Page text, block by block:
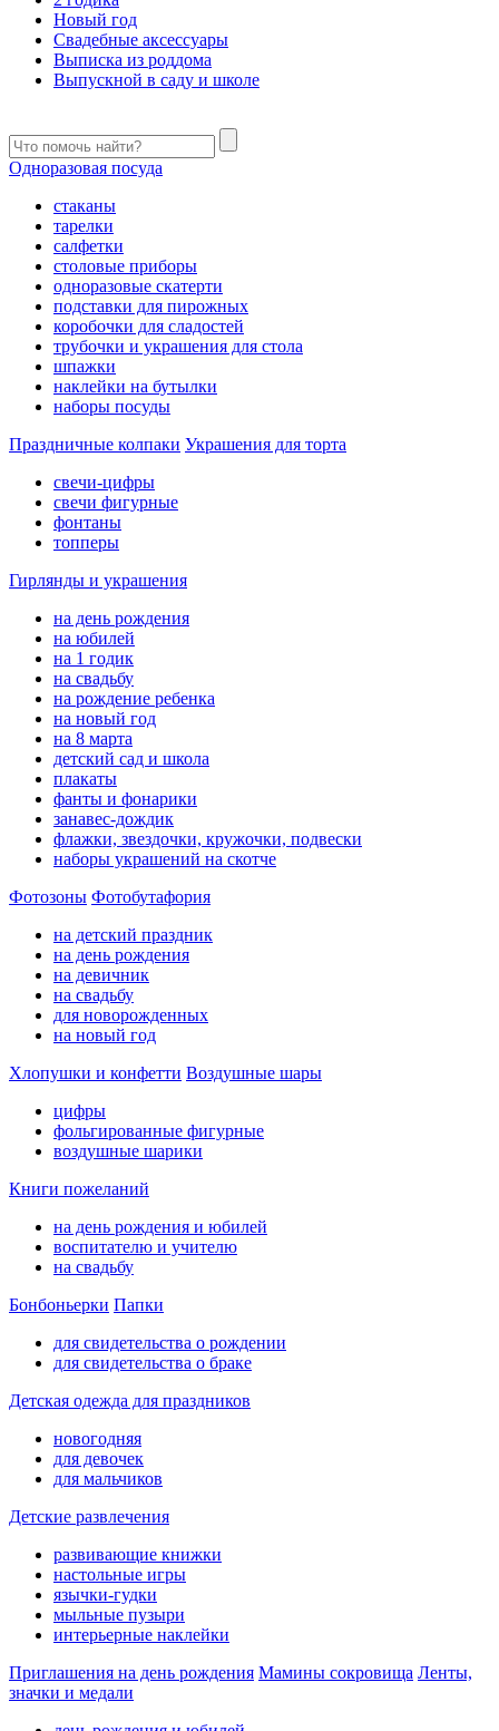
Новый год
Свадебные аксессуары
Выписка из роддома
Выпускной в саду и школе
Одноразовая посуда
стаканы
тарелки
салфетки
столовые приборы
одноразовые скатерти
подставки для пирожных
коробочки для сладостей
трубочки и украшения для стола
шпажки
наклейки на бутылки
наборы посуды
Праздничные колпаки Украшения для торта
свечи-цифры
свечи фигурные
фонтаны
топперы
Гирлянды и украшения
на день рождения
на юбилей
на 1 годик
на свадьбу
на рождение ребенка
на новый год
на 8 марта
детский сад и школа
плакаты
фанты и фонарики
занавес-дождик
флажки, звездочки, кружочки, подвески
наборы украшений на скотче
Фотозоны Фотобутафория
на детский праздник
на день рождения
на девичник
на свадьбу
для новорожденных
на новый год
Хлопушки и конфетти Воздушные шары
цифры
фольгированные фигурные
воздушные шарики
Книги пожеланий
на день рождения и юбилей
воспитателю и учителю
на свадьбу
Бонбоньерки Папки
для свидетельства о рождении
для свидетельства о браке
Детская одежда для праздников
новогодняя
для девочек
для мальчиков
Детские развлечения
развивающие книжки
настольные игры
язычки-гудки
мыльные пузыри
интерьерные наклейки
Приглашения на день рождения Мамины сокровища Ленты,
значки и медали